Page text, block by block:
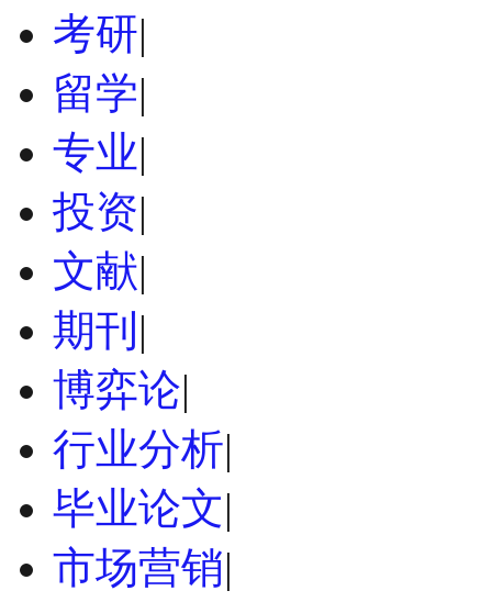
考研|
留学|
专业|
投资|
文献|
期刊 |
博弈论|
行业分析|
毕业论文|
市场营销|